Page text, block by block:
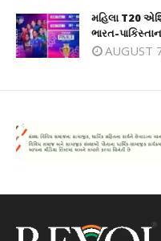
મહિલા T20
ભારત-
AUGUST